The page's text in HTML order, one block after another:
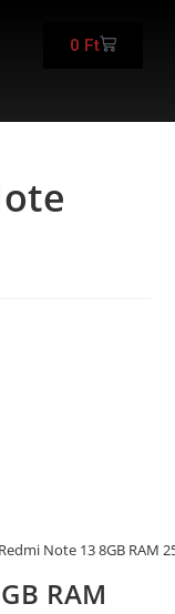
0 Ft
Note 13 8GB RAM
RAM